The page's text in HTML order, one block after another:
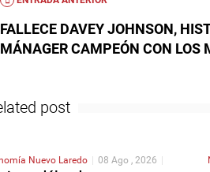
FALLECE DAVEY JOHNSON,
MÁNAGER CAMPEÓN CON LOS
post
Nuevo Laredo | 08 Ago , 2026 |